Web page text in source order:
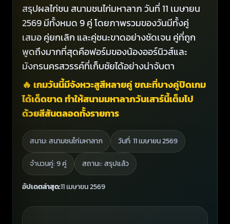
สรุปผลไก่ชน สนามชนไก่มหาลาภ วันที่ 11 เมษายน
2569 มีทั้งหมด 9 คู่ โดยภาพรวมของวันมีทั้งคู่
เสมอ คู่ยกเลิก และคู่ชนะขาดอย่างชัดเจน คู่ที่ถูก
พูดถึงมากที่สุดคือฟอร์มของน้องออร์นิวส์และ
มังกรนครสวรรค์ที่เก็บชัยได้อย่างน่าจับตา
🔥 เกมวันนี้มีจังหวะสูสีหลายคู่ ขณะที่บางคู่ปิดเกม
ได้เด็ดขาด ทำให้สนามมหาลาภวันเสาร์นี้เต็มไป
ด้วยสีสันตลอดทั้งรายการ
สนาม: สนามชนไก่มหาลาภ วันที่: 11 เมษายน 2569
จำนวนคู่: 9 คู่ สถานะ: สรุปแล้ว
อัปเดตล่าสุด:11 เมษายน 2569